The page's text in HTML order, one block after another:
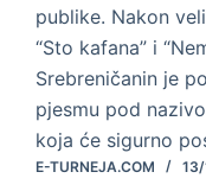
publike. Nakon
“Sto kafana” i
Srebreničanin je
pjesmu pod
koja će sigurno
E-TURNEJA.COM